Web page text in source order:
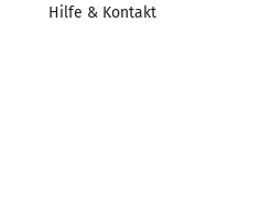
Hilfe & Kontakt